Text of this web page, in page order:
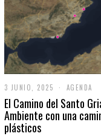
3 JUNIO, 2025
J
U
N
AGENDA
El Camino del Santo
Ambiente con una
plásticos